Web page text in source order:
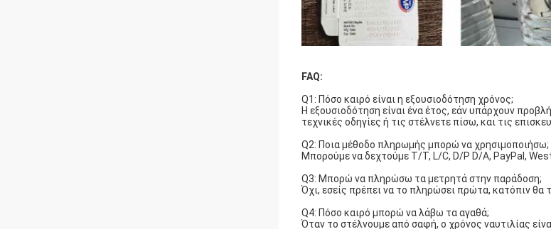
FAQ:
Q1: Πόσο καιρό είναι η εξουσιοδότηση χρόνος;
Η εξουσιοδότηση είναι ένα έτος, εάν υπάρχουν
τεχνικές οδηγίες ή τις στέλνετε πίσω, και τις
Q2: Ποια μέθοδο πληρωμής μπορώ να χρησιμοποιήσω;
Μπορούμε να δεχτούμε T/T, L/C, D/P D/A, PayPal,
Q3: Μπορώ να πληρώσω τα μετρητά στην παράδοση;
Όχι, εσείς πρέπει να το πληρώσει πρώτα, κατόπιν θα
Q4: Πόσο καιρό μπορώ να λάβω τα αγαθά;
Όταν το στέλνουμε από σαφή, ο χρόνος ναυτιλίας